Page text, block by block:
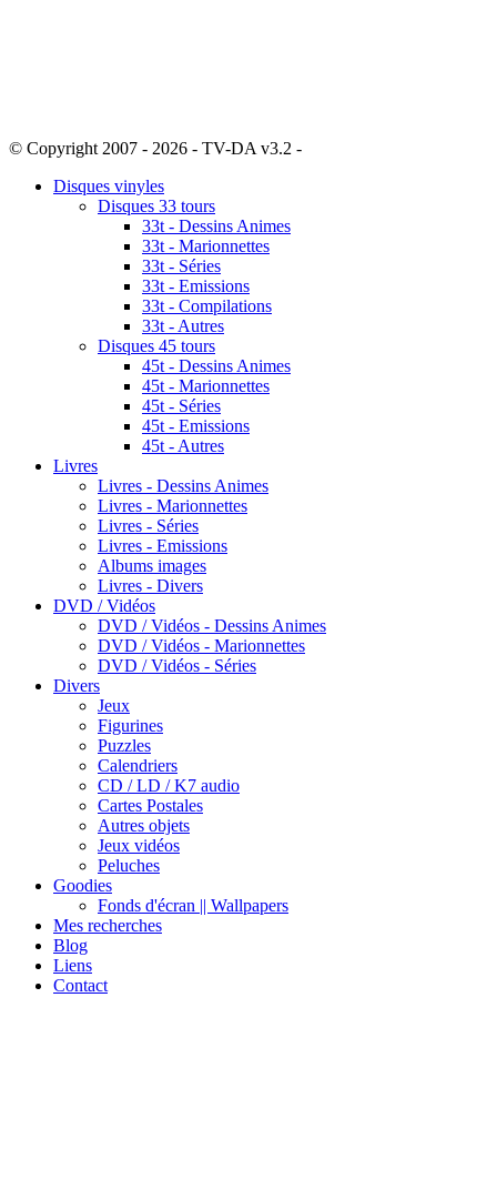
© Copyright 2007 - 2026 - TV-DA v3.2 -
Disques vinyles
Disques 33 tours
33t - Dessins Animes
33t - Marionnettes
33t - Séries
33t - Emissions
33t - Compilations
33t - Autres
Disques 45 tours
45t - Dessins Animes
45t - Marionnettes
45t - Séries
45t - Emissions
45t - Autres
Livres
Livres - Dessins Animes
Livres - Marionnettes
Livres - Séries
Livres - Emissions
Albums images
Livres - Divers
DVD / Vidéos
DVD / Vidéos - Dessins Animes
DVD / Vidéos - Marionnettes
DVD / Vidéos - Séries
Divers
Jeux
Figurines
Puzzles
Calendriers
CD / LD / K7 audio
Cartes Postales
Autres objets
Jeux vidéos
Peluches
Goodies
Fonds d'écran || Wallpapers
Mes recherches
Blog
Liens
Contact